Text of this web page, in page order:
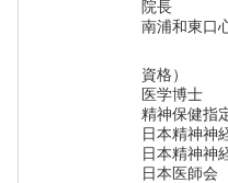
院長
南浦和東口
資格）
医学博士
精神保健指
日本精神神
日本精神神
日本医師